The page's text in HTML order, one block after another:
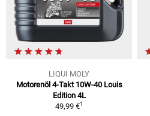
LIQUI MOLY
Motorenöl 4-Takt 10W-40 Louis
Edition 4L
49,99 €1